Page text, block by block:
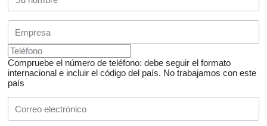
Compruebe el número de teléfono: debe seguir el formato
internacional e incluir el código del país. No trabajamos con este
país